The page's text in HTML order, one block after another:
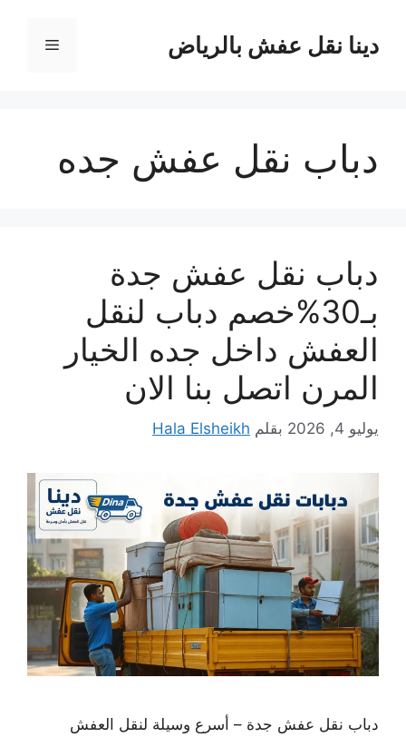
المحتوىدينا نقل عفش بالرياض القائمة
دباب نقل عفش جده
دباب نقل عفش جدة
بـ30%خصم دباب لنقل
العفش داخل جده الخيار
المرن اتصل بنا الان
يوليو 4, 2026 بقلم Hala Elsheikh
دباب نقل عفش جدة – أسرع وسيلة لنقل العفش